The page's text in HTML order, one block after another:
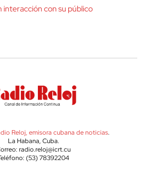
interacción con su público
Reloj, emisora cubana de noticias.
La Habana, Cuba.
radio.reloj@icrt.cu
(53) 78392204